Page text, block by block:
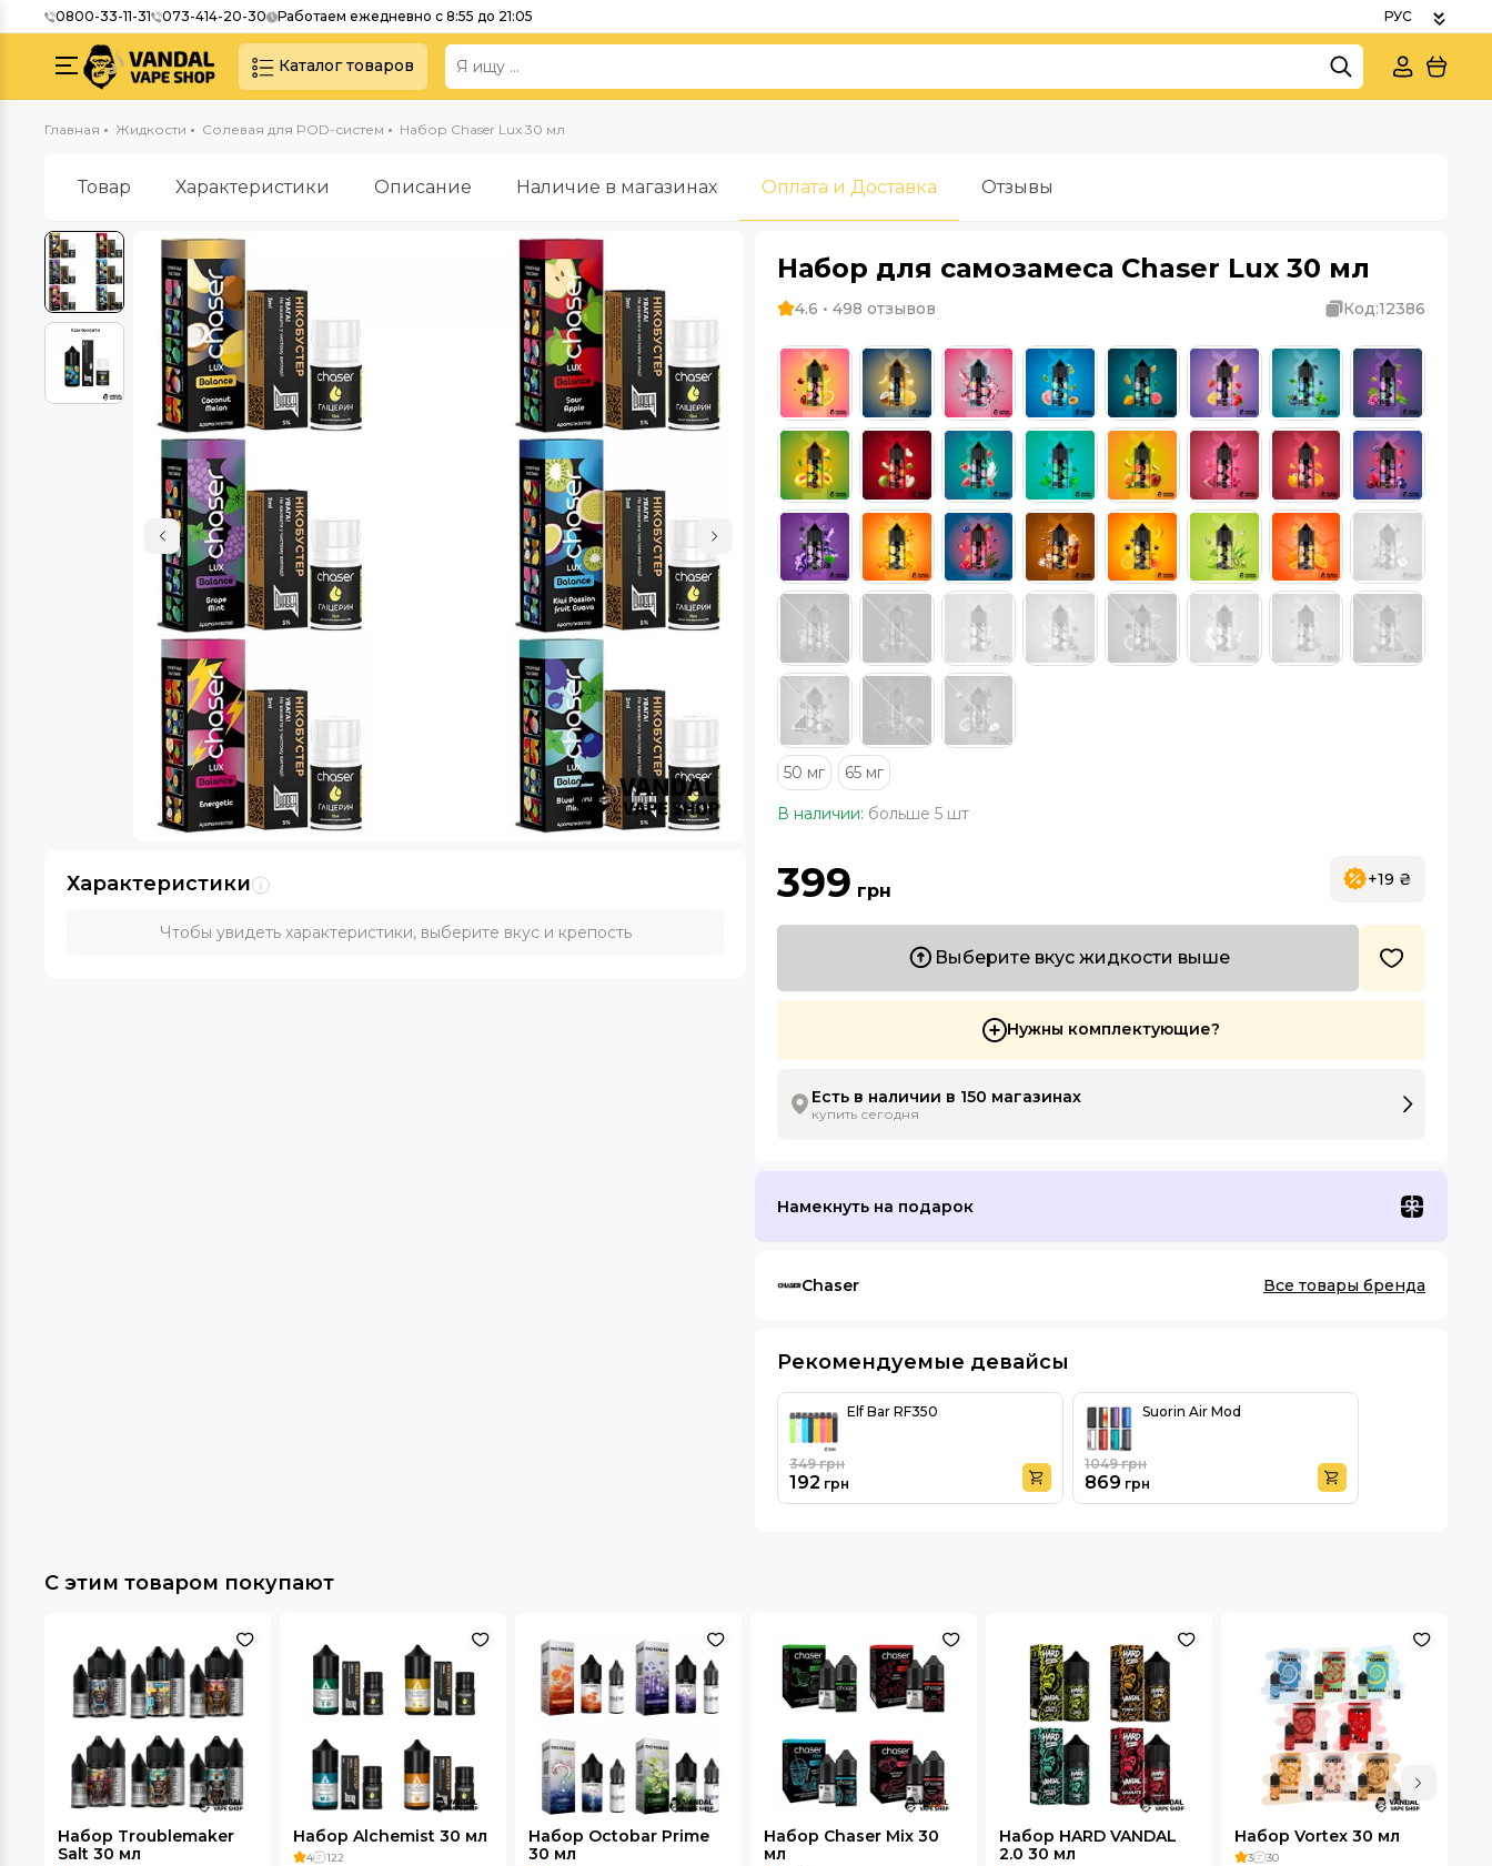
0800-33-11-31 073-414-20-30 Работаем ежедневно с 8:55 до 21:05
Каталог товаров
Главная Жидкости Солевая для POD-систем Набор Chaser Lux 30 мл
Товар Характеристики Описание Наличие в магазинах Оплата и Доставка Отзывы
Характеристики
Чтобы увидеть характеристики, выберите вкус и крепость
Набор для самозамеса Chaser Lux 30 мл
4.6 • 498 отзывов Код:12386
50 мг 65 мг
В наличии: больше 5 шт
399 грн
+19 ₴
Выберите вкус жидкости выше
Нужны комплектующие?
Есть в наличии в 150 магазинах
купить сегодня
Намекнуть на подарок
Chaser Все товары бренда
Рекомендуемые девайсы
Elf Bar RF350
192 грн
349грн
Suorin Air Mod
869 грн
1049грн
С этим товаром покупают
Набор Troublemaker
Salt 30 мл
Набор Alchemist 30 мл
4 122
Набор Octobar Prime
30 мл
Набор Chaser Mix 30
мл
Набор HARD VANDAL
2.0 30 мл
Набор Vortex 30 мл
3 30